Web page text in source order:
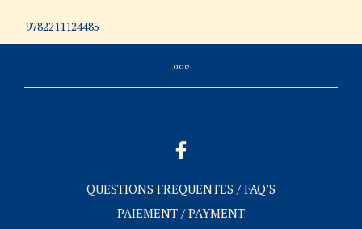
9782211124485
QUESTIONS FREQUENTES / FAQ’S
PAIEMENT / PAYMENT